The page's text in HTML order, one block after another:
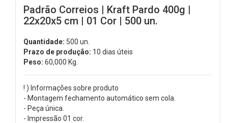
Padrão Correios | Kraft Pardo 400g |
22x20x5 cm | 01 Cor | 500 un.
Quantidade: 500 un.
Prazo de produção: 10 dias úteis
Peso: 60,000 Kg.
! ) Informações sobre produto
- Montagem fechamento automático sem cola.
- Peça única.
- Impressão 01 cor.